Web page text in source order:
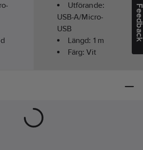
Utförande:
USB-A/Micro-
USB
Längd: 1m
Färg:Vit